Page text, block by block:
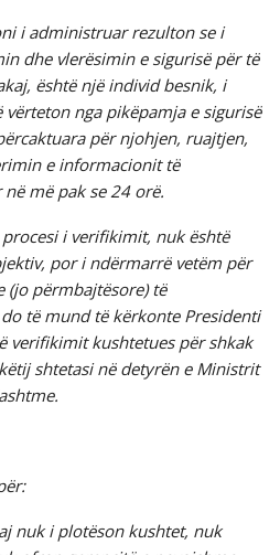
i administruar rezulton se i
dhe vlerësimin e sigurisë për të
është një individ besnik, i
nga pikëpamja e sigurisë
për njohjen, ruajtjen,
e informacionit të
më pak se 24 orë.
i verifikimit, nuk është
por i ndërmarrë vetëm për
(jo përmbajtësore) të
të mund të kërkonte Presidenti
verifikimit kushtetues për shkak
shtetasi në detyrën e Ministrit
nuk i plotëson kushtet, nuk